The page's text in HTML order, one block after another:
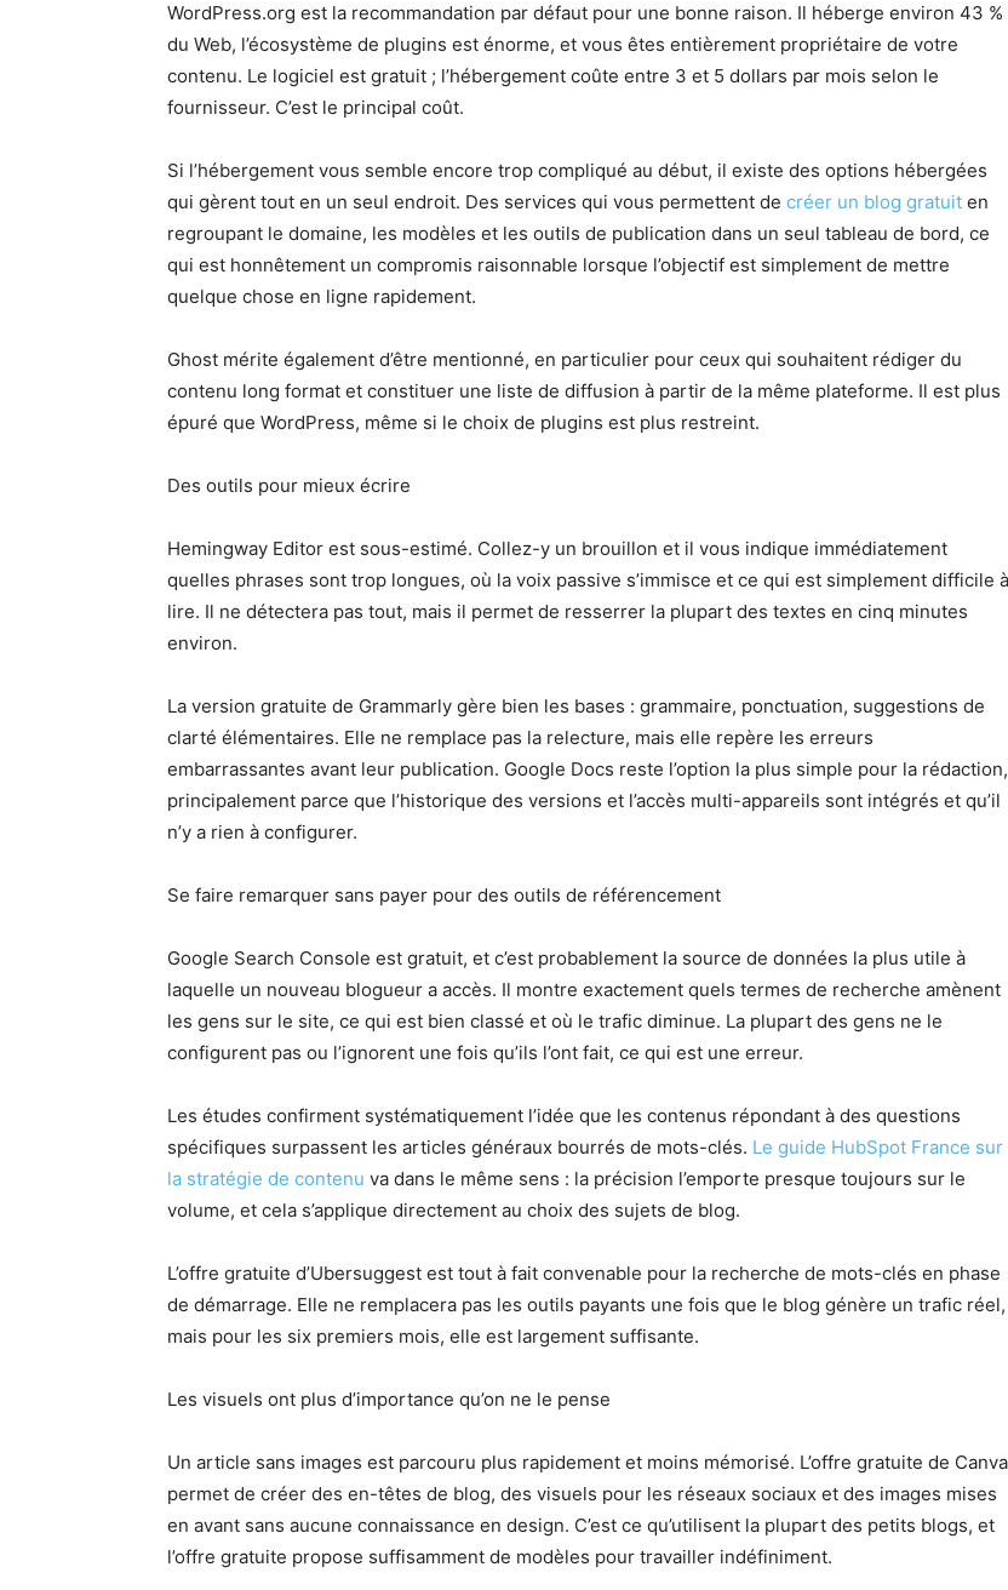
WordPress.org est la recommandation par défaut pour une bonne raison. Il héberge environ 43 %
du Web, l’écosystème de plugins est énorme, et vous êtes entièrement propriétaire de votre
contenu. Le logiciel est gratuit ; l’hébergement coûte entre 3 et 5 dollars par mois selon le
fournisseur. C’est le principal coût.
Si l’hébergement vous semble encore trop compliqué au début, il existe des options hébergées
qui gèrent tout en un seul endroit. Des services qui vous permettent de créer un blog gratuit en
regroupant le domaine, les modèles et les outils de publication dans un seul tableau de bord, ce
qui est honnêtement un compromis raisonnable lorsque l’objectif est simplement de mettre
quelque chose en ligne rapidement.
Ghost mérite également d’être mentionné, en particulier pour ceux qui souhaitent rédiger du
contenu long format et constituer une liste de diffusion à partir de la même plateforme. Il est plus
épuré que WordPress, même si le choix de plugins est plus restreint.
Des outils pour mieux écrire
Hemingway Editor est sous-estimé. Collez-y un brouillon et il vous indique immédiatement
quelles phrases sont trop longues, où la voix passive s’immisce et ce qui est simplement difficile à
lire. Il ne détectera pas tout, mais il permet de resserrer la plupart des textes en cinq minutes
environ.
La version gratuite de Grammarly gère bien les bases : grammaire, ponctuation, suggestions de
clarté élémentaires. Elle ne remplace pas la relecture, mais elle repère les erreurs
embarrassantes avant leur publication. Google Docs reste l’option la plus simple pour la rédaction,
principalement parce que l’historique des versions et l’accès multi-appareils sont intégrés et qu’il
n’y a rien à configurer.
Se faire remarquer sans payer pour des outils de référencement
Google Search Console est gratuit, et c’est probablement la source de données la plus utile à
laquelle un nouveau blogueur a accès. Il montre exactement quels termes de recherche amènent
les gens sur le site, ce qui est bien classé et où le trafic diminue. La plupart des gens ne le
configurent pas ou l’ignorent une fois qu’ils l’ont fait, ce qui est une erreur.
Les études confirment systématiquement l’idée que les contenus répondant à des questions
spécifiques surpassent les articles généraux bourrés de mots-clés. Le guide HubSpot France sur
la stratégie de contenu va dans le même sens : la précision l’emporte presque toujours sur le
volume, et cela s’applique directement au choix des sujets de blog.
L’offre gratuite d’Ubersuggest est tout à fait convenable pour la recherche de mots-clés en phase
de démarrage. Elle ne remplacera pas les outils payants une fois que le blog génère un trafic réel,
mais pour les six premiers mois, elle est largement suffisante.
Les visuels ont plus d’importance qu’on ne le pense
Un article sans images est parcouru plus rapidement et moins mémorisé. L’offre gratuite de Canva
permet de créer des en-têtes de blog, des visuels pour les réseaux sociaux et des images mises
en avant sans aucune connaissance en design. C’est ce qu’utilisent la plupart des petits blogs, et
l’offre gratuite propose suffisamment de modèles pour travailler indéfiniment.